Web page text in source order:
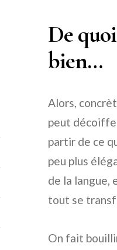
De
bien…
Alors,
peut
partir de ce
peu plus
de la langue,
tout se
On fait